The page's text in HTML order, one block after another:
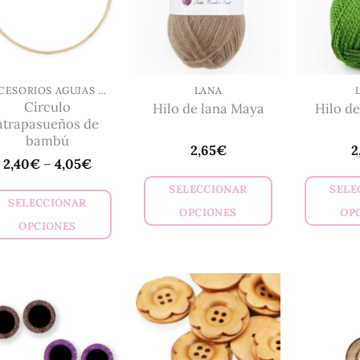
opciones
se
pueden
elegir
en
la
de
producto
ACCESORIOS AGUJAS Y GANCHILLO
Círculo
de
bambú
2,40€ – 4,05€
SELECCIONAR
OPCIONES
múltiples
variantes.
Las
LANA
Hilo de lana Maya
2,65€
SELECCIONAR
OPCIONES
tiene
múltiples
variantes.
Las
Hilo